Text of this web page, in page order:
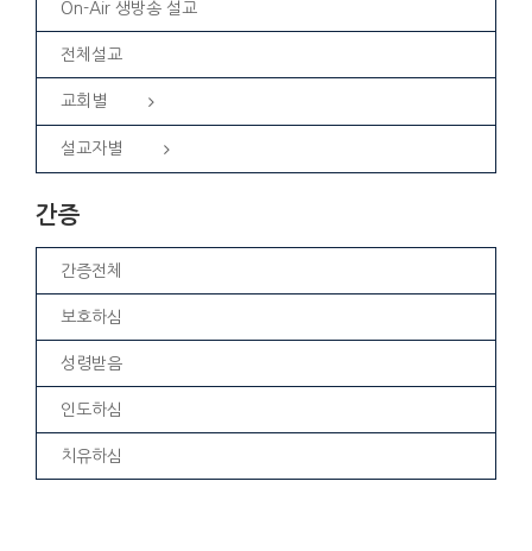
On-Air 생방송 설교
전체설교
교회별
설교자별
간증
간증전체
보호하심
성령받음
인도하심
치유하심